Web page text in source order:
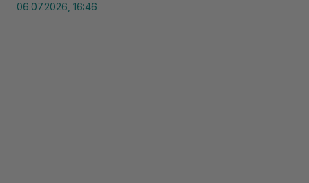
06.07.2026, 16:46